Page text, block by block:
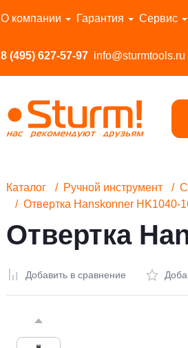
О компании Гарантия Сервис
8 (495) 627-57-97 info@sturmtools.ru
Перейти в каталог
Каталог Ручной инструмент
Отвертка Hanskonner HK1040-
Отвертка
Добавить в сравнение